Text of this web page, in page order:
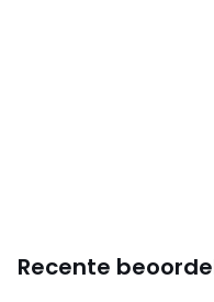
Recente